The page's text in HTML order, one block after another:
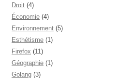
Droit (4)
Économie (4)
Environnement (5)
Esthétisme (1)
Firefox (11)
Géographie (1)
Golang (3)